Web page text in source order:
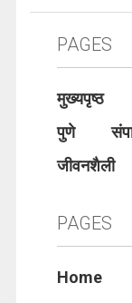
PAGES
मुख्यपृष्ठ
पुणे
जीवनशैली
PAGES
Home